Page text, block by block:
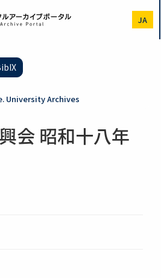
JA
University Archives
会 昭和十八年